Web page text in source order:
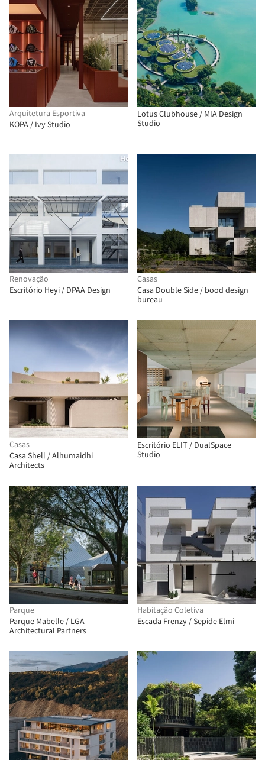
Arquitetura Esportiva
KOPA / Ivy Studio
Lotus Clubhouse / MIA Design
Studio
Renovação
Escritório Heyi / DPAA Design
Casas
Casa Double Side / bood design
bureau
Casas
Casa Shell / Alhumaidhi
Architects
Escritório ELIT / DualSpace
Studio
Parque
Parque Mabelle / LGA
Architectural Partners
Habitação Coletiva
Escada Frenzy / Sepide Elmi